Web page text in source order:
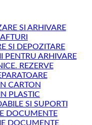
SI ARHIVARE
SI DEPOZITARE
PENTRU ARHIVARE
REZERVE
CARTON
PLASTIC
SI SUPORTI
DOCUMENTE
DOCUMENTE